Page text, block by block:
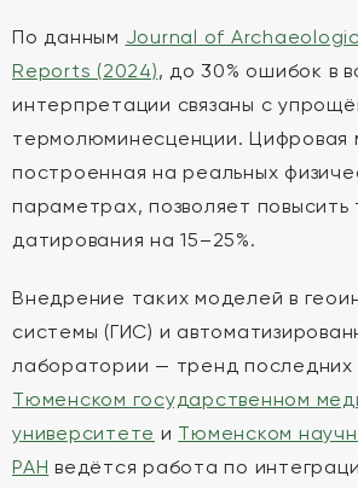
По данным Journal of
Reports (2024), до 30% ошибок в
интерпретации связаны с
термолюминесценции. Цифровая
построенная на реальных
параметрах, позволяет повысить
датирования на 15–25%.
Внедрение таких моделей в
системы (ГИС) и
лаборатории — тренд последних
Тюменском государственном
университете и Тюменском
РАН ведётся работа по